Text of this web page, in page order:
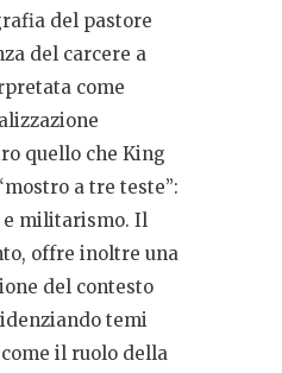
del pastore
del carcere a
come
quello che King
a tre teste”:
e militarismo. Il
offre inoltre una
del contesto
temi
il ruolo della